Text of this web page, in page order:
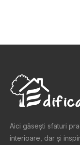
Aici găsești sfaturi
interioare, dar și